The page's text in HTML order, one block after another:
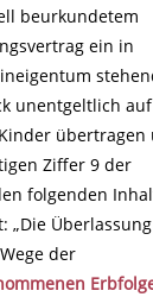
beurkundetem
ein in
unentgeltlich auf
übertragen
Ziffer 9 der
folgenden
„Die Überlassung
der